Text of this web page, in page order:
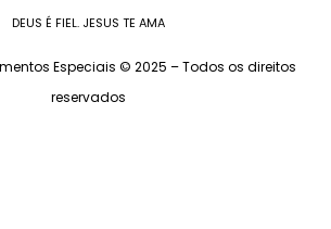
DEUS É FIEL. JESUS TE AMA
Especiais © 2025 – Todos os direitos
reservados